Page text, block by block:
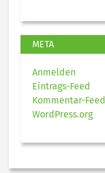
META
Anmelden
Eintrags-Feed
Kommentar-Feed
WordPress.org